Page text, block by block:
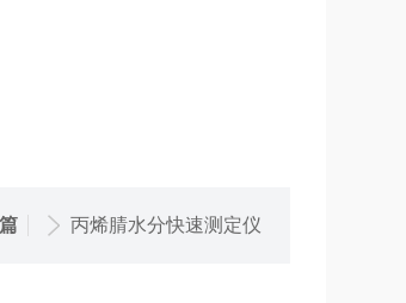
丙烯腈水分快速测定仪